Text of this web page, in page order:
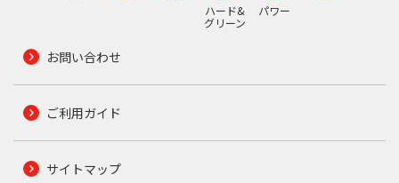
ハード&
グリーン
パワー
お問い合わせ
ご利用ガイド
サイトマップ